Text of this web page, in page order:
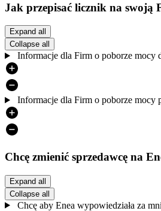
Jak przepisać licznik na swoją
Expand all
Collapse all
Informacje dla Firm o poborze mocy
Informacje dla Firm o poborze mocy
Chcę zmienić sprzedawcę na
Expand all
Collapse all
Chcę aby Enea wypowiedziała za